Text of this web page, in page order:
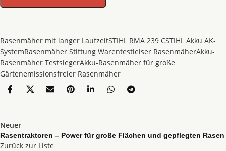
Rasenmäher mit langer LaufzeitSTIHL RMA 239 CSTIHL Akku AK-
SystemRasenmäher Stiftung Warentestleiser RasenmäherAkku-
Rasenmäher TestsiegerAkku-Rasenmäher für große
Gärtenemissionsfreier Rasenmäher
Neuer
Rasentraktoren – Power für große Flächen und gepflegten Rasen
Zurück zur Liste